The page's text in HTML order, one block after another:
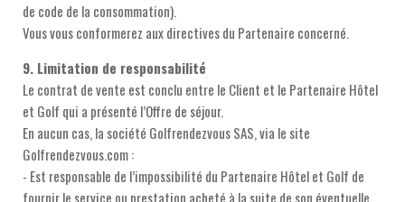
de code de la consommation).
Vous vous conformerez aux directives du Partenaire concerné.
9. Limitation de responsabilité
Le contrat de vente est conclu entre le Client et le Partenaire Hôtel
et Golf qui a présenté l’Offre de séjour.
En aucun cas, la société Golfrendezvous SAS, via le site
Golfrendezvous.com :
- Est responsable de l’impossibilité du Partenaire Hôtel et Golf de
fournir le service ou prestation acheté à la suite de son éventuelle